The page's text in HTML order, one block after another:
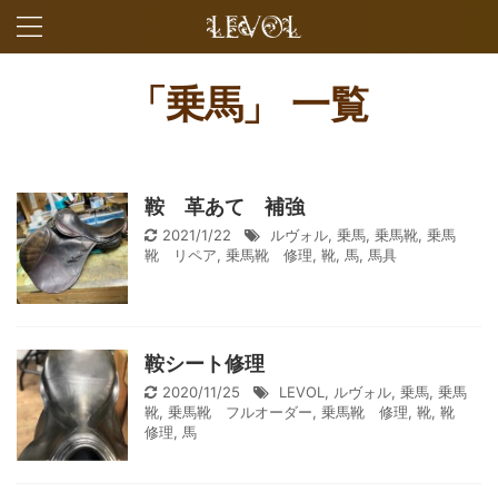
「乗馬」 一覧
鞍 革あて 補強
2021/1/22 ルヴォル, 乗馬, 乗馬靴, 乗馬
靴 リペア, 乗馬靴 修理, 靴, 馬, 馬具
鞍シート修理
2020/11/25 LEVOL , ルヴォル, 乗馬, 乗馬
靴, 乗馬靴 フルオーダー, 乗馬靴 修理, 靴, 靴
修理, 馬